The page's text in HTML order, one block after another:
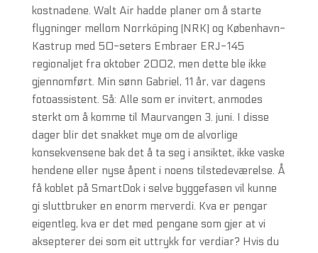
kostnadene. Walt Air hadde planer om å starte
flygninger mellom Norrköping (NRK) og København-
Kastrup med 50-seters Embraer ERJ-145
regionaljet fra oktober 2002, men dette ble ikke
gjennomført. Min sønn Gabriel, 11 år, var dagens
fotoassistent. Så: Alle som er invitert, anmodes
sterkt om å komme til Maurvangen 3. juni. I disse
dager blir det snakket mye om de alvorlige
konsekvensene bak det å ta seg i ansiktet, ikke vaske
hendene eller nyse åpent i noens tilstedeværelse. Å
få koblet på SmartDok i selve byggefasen vil kunne
gi sluttbruker en enorm merverdi. Kva er pengar
eigentleg, kva er det med pengane som gjer at vi
aksepterer dei som eit uttrykk for verdiar? Hvis du